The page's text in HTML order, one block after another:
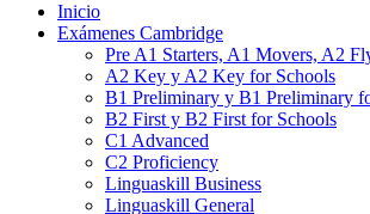
Inicio
Exámenes Cambridge
Pre A1 Starters, A1 Movers, A2
A2 Key y A2 Key for Schools
B1 Preliminary y B1 Preliminary
B2 First y B2 First for Schools
C1 Advanced
C2 Proficiency
Linguaskill Business
Linguaskill General